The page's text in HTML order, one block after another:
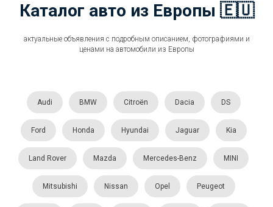
Каталог авто из Европы 🇪🇺
актуальные объявления с подробным описанием, фотографиями и
ценами на автомобили из Европы
Audi BMW Citroën Dacia DS
Ford Honda Hyundai Jaguar Kia
Land Rover Mazda Mercedes-Benz MINI
Mitsubishi Nissan Opel Peugeot